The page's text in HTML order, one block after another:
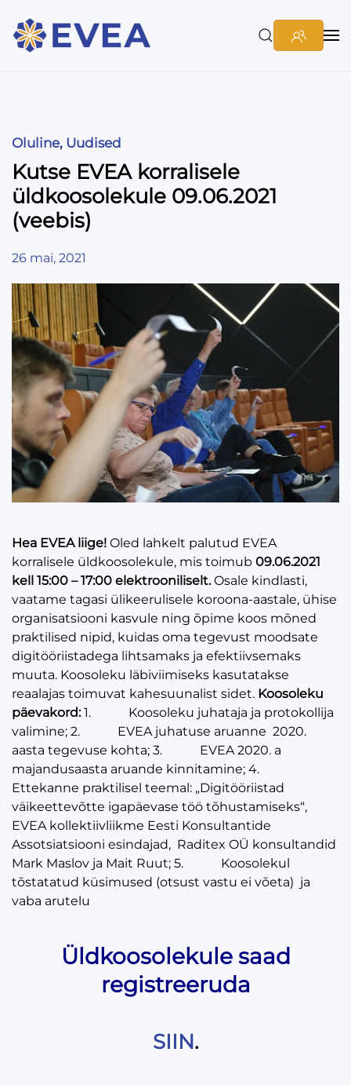
Oluline, Uudised
Kutse EVEA korralisele
üldkoosolekule 09.06.2021
(veebis)
26 mai, 2021
Hea EVEA liige! Oled lahkelt palutud EVEA
korralisele üldkoosolekule, mis toimub 09.06.2021
kell 15:00 – 17:00 elektrooniliselt.Osale kindlasti,
vaatame tagasi ülikeerulisele koroona-aastale, ühise
organisatsiooni kasvule ning õpime koos mõned
praktilised nipid, kuidas oma tegevust moodsate
digitööriistadega lihtsamaks ja efektiivsemaks
muuta. Koosoleku läbiviimiseks kasutatakse
reaalajas toimuvat kahesuunalist sidet. Koosoleku
päevakord:1. Koosoleku juhataja ja protokollija
valimine; 2. EVEA juhatuse aruanne 2020.
aasta tegevuse kohta; 3. EVEA 2020. a
majandusaasta aruande kinnitamine; 4.
Ettekanne praktilisel teemal: „Digitööriistad
väikeettevõtte igapäevase töö tõhustamiseks“,
EVEA kollektiivliikme Eesti Konsultantide
Assotsiatsiooni esindajad, Raditex OÜ konsultandid
Mark Maslov ja Mait Ruut; 5. Koosolekul
tõstatatud küsimused (otsust vastu ei võeta) ja
vaba arutelu
Üldkoosolekule saad
registreeruda
SIIN.